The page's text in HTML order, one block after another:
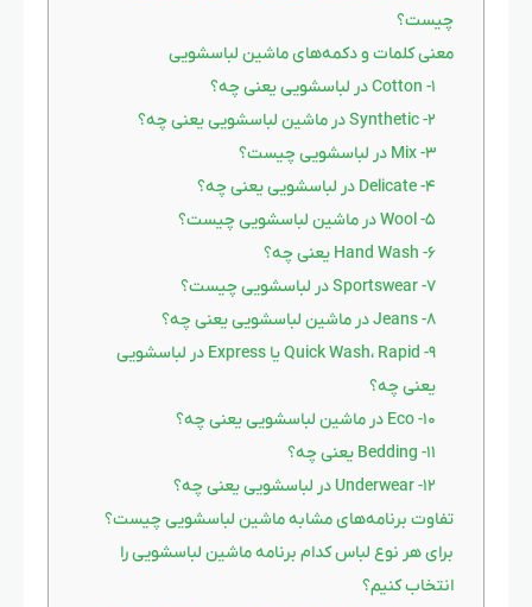
چیست؟
معنی کلمات و دکمه‌های ماشین لباسشویی
۱- Cotton در لباسشویی یعنی چه؟
۲- Synthetic در ماشین لباسشویی یعنی چه؟
۳- Mix در لباسشویی چیست؟
۴- Delicate در لباسشویی یعنی چه؟
۵- Wool در ماشین لباسشویی چیست؟
۶- Hand Wash یعنی چه؟
۷- Sportswear در لباسشویی چیست؟
۸- Jeans در ماشین لباسشویی یعنی چه؟
۹- Quick Wash، Rapid یا Express در لباسشویی
یعنی چه؟
۱۰- Eco در ماشین لباسشویی یعنی چه؟
۱۱- Bedding یعنی چه؟
۱۲- Underwear در لباسشویی یعنی چه؟
تفاوت برنامه‌های مشابه ماشین لباسشویی چیست؟
برای هر نوع لباس کدام برنامه ماشین لباسشویی را
انتخاب کنیم؟